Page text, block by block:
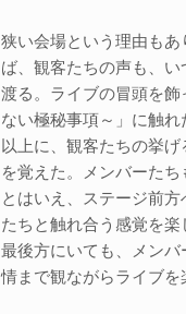
狭い会場という理由も
ば、観客たちの声も、
渡る。ライブの冒頭を
ない極秘事項～」に触
以上に、観客たちの挙
を覚えた。メンバーた
とはいえ、ステージ前
たちと触れ合う感覚を楽
最後方にいても、メン
情まで観ながらライブを